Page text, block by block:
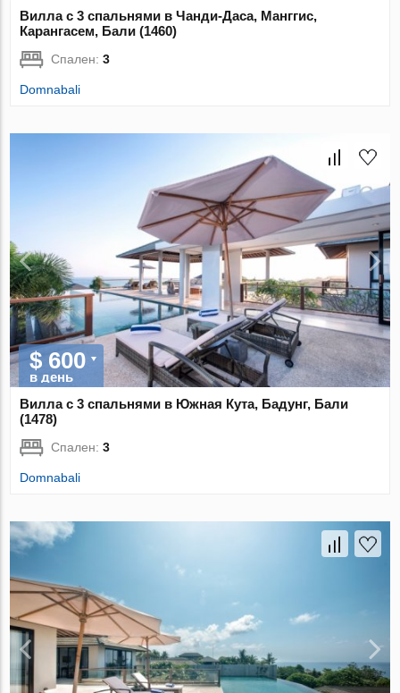
Вилла с 3 спальнями в Чанди-Даса, Манггис,
Карангасем, Бали (1460)
Спален:3
Domnabali
$ 600
в день
Вилла с 3 спальнями в Южная Кута, Бадунг, Бали
(1478)
Спален:3
Domnabali